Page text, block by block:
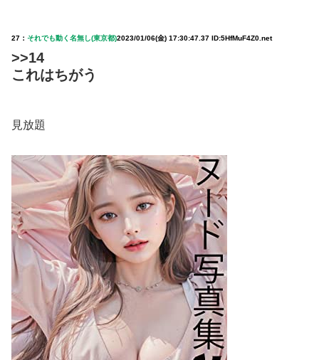
27： それでも動く名無し(東京都)2023/01/06(金) 17:30:47.37 ID:5HfMuF4Z0.net
>>14
これはちがう
見放題